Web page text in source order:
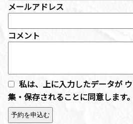
メールアドレス
コメント
私は、上に入力したデータが
集・保存されることに同意します。